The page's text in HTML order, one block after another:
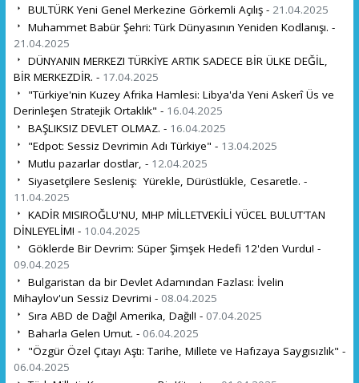
BULTÜRK Yeni Genel Merkezine Görkemli Açılış - 21.04.2025
Muhammet Babür Şehri: Türk Dünyasının Yeniden Kodlanışı. -
21.04.2025
DÜNYANIN MERKEZI TÜRKİYE ARTIK SADECE BİR ÜLKE DEĞİL,
BİR MERKEZDİR. - 17.04.2025
"Türkiye'nin Kuzey Afrika Hamlesi: Libya'da Yeni Askerî Üs ve
Derinleşen Stratejik Ortaklık" - 16.04.2025
BAŞLIKSIZ DEVLET OLMAZ. - 16.04.2025
"Edpot: Sessiz Devrimin Adı Türkiye" - 13.04.2025
Mutlu pazarlar dostlar, - 12.04.2025
Siyasetçilere Sesleniş: Yürekle, Dürüstlükle, Cesaretle. -
11.04.2025
KADİR MISIROĞLU'NU, MHP MİLLETVEKİLİ YÜCEL BULUT'TAN
DİNLEYELİM! - 10.04.2025
Göklerde Bir Devrim: Süper Şimşek Hedefi 12'den Vurdu! -
09.04.2025
Bulgaristan da bir Devlet Adamından Fazlası: İvelin
Mihaylov'un Sessiz Devrimi - 08.04.2025
Sıra ABD de Dağıl Amerika, Dağıl! - 07.04.2025
Baharla Gelen Umut. - 06.04.2025
"Özgür Özel Çıtayı Aştı: Tarihe, Millete ve Hafızaya Saygısızlık" -
06.04.2025